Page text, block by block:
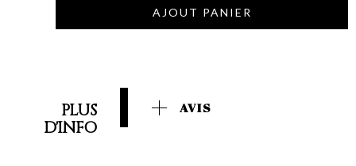
AJOUT PANIER
PLUS
D'INFO
AVIS